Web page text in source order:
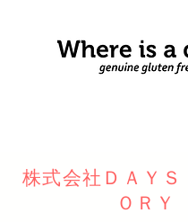
株式会社 ＤＡＹＳ
ＯＲＹ